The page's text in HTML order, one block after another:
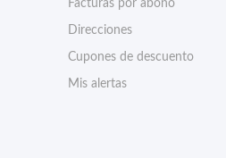
Facturas por abono
Direcciones
Cupones de descuento
Mis alertas